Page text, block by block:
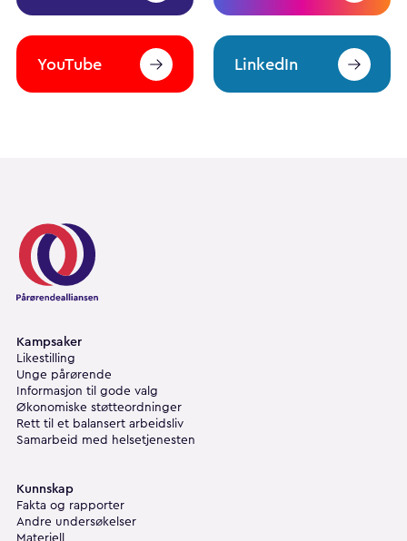
YouTube LinkedIn
Pårørendealliansen
Kampsaker
Likestilling
Unge pårørende
Informasjon til gode valg
Økonomiske støtteordninger
Rett til et balansert arbeidsliv
Samarbeid med helsetjenesten
Kunnskap
Fakta og rapporter
Andre undersøkelser
Materiell